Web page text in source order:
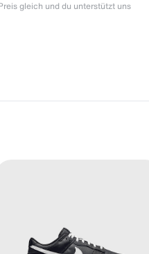
gleich und du unterstützt uns